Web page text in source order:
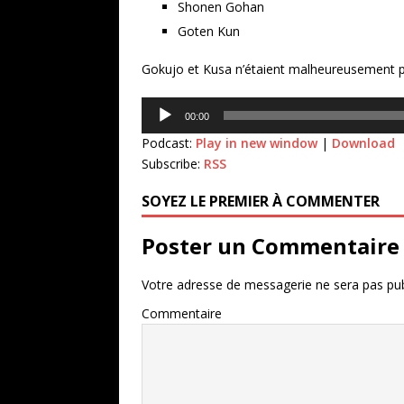
Shonen Gohan
Goten Kun
Gokujo et Kusa n’étaient malheureusement
Lecteur
audio
00:00
Podcast: Play in new window| Download
Subscribe: RSS
SOYEZ LE PREMIER À COMMENTER
Poster un Commentaire
Votre adresse de messagerie ne sera pas
Commentaire